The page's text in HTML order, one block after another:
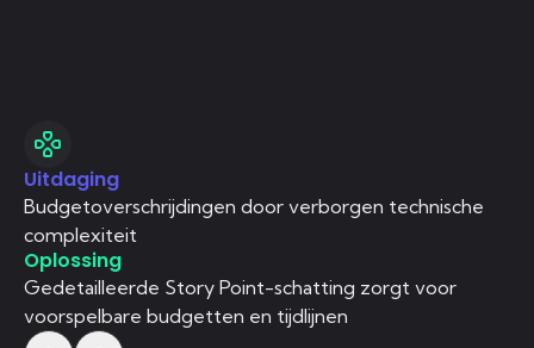
Uitdaging
Budgetoverschrijdingen door verborgen technische
complexiteit
Oplossing
Gedetailleerde Story Point-schatting zorgt voor
voorspelbare budgetten en tijdlijnen